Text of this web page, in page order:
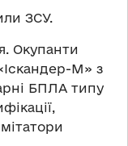
ЗСУ.
Окупанти
М» з
БПЛА типу